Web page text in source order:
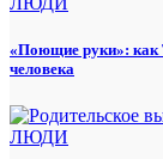
«Поющие руки»: как
человека
ЛЮДИ